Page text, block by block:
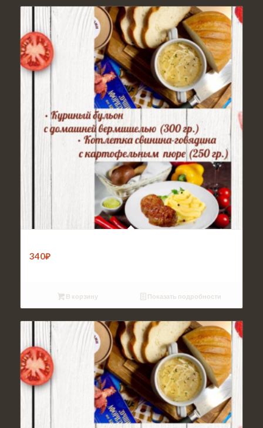
340₽
В корзину Показать подробности